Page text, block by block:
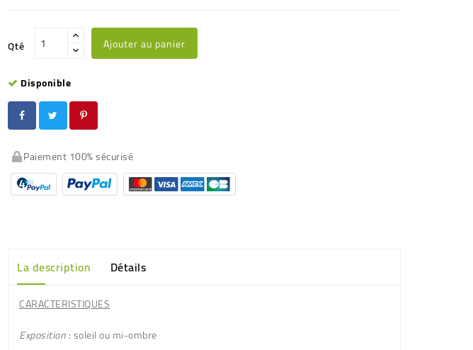
Qté Ajouter au panier
Disponible
Paiement 100% sécurisé
La description Détails
CARACTERISTIQUES
Exposition: soleil ou mi-ombre